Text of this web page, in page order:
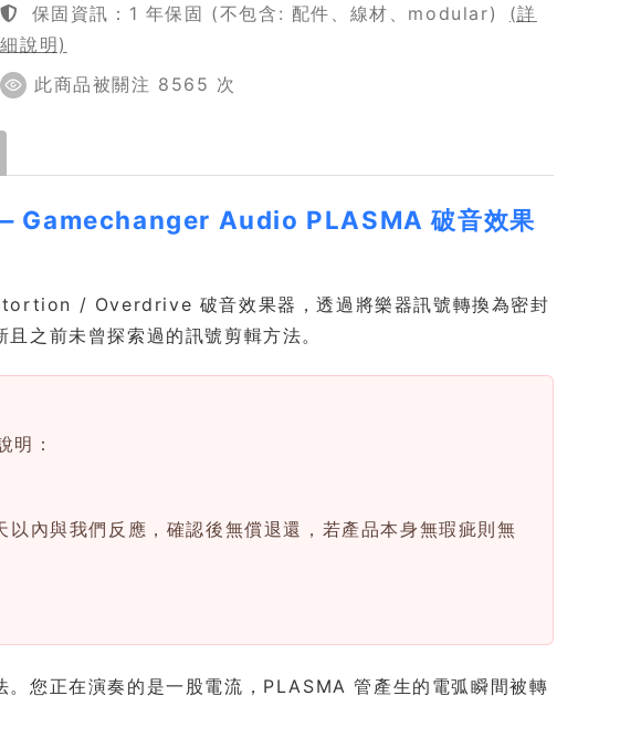
保固資訊：1 年保固 (不包含: 配件、線材、modular)
(詳
細說明)
此商品被關注 8565 次
Audio PLASMA 破音效果
/ Overdrive 破音效果器，透過將樂器訊號轉換為密封
之前未曾探索過的訊號剪輯方法。
明：
內與我們反應，確認後無償退還，若產品本身無瑕疵則無
您正在演奏的是一股電流，PLASMA 管產生的電弧瞬間被轉